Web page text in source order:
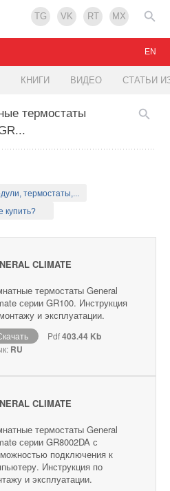
TG VK RT MX
КНИГИ ВИДЕО СТАТЬИ
EN
термостаты
термостаты,...
купить?
CLIMATE
термостаты General
серии GR100. Инструкция
и эксплуатации.
Pdf403.44 Kb
RU
CLIMATE
термостаты General
серии GR8002DA с
подключения к
Инструкция по
и эксплуатации.